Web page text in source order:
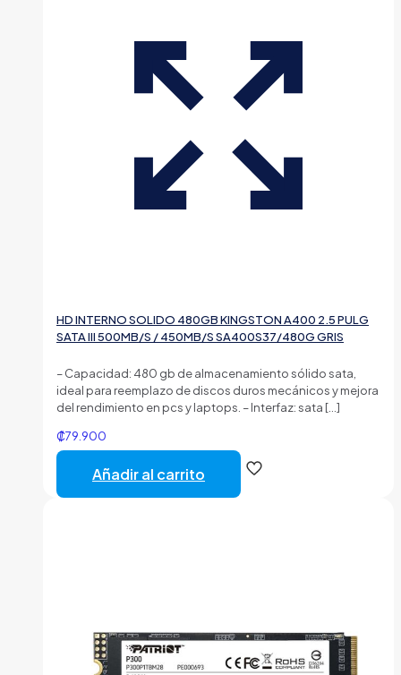
HD INTERNO SOLIDO 480GB KINGSTON A400 2.5 PULG
SATA III 500MB/S / 450MB/S SA400S37/480G GRIS
– Capacidad: 480 gb de almacenamiento sólido sata,
ideal para reemplazo de discos duros mecánicos y mejora
del rendimiento en pcs y laptops. – Interfaz: sata […]
₡79.900
Añadir al carrito